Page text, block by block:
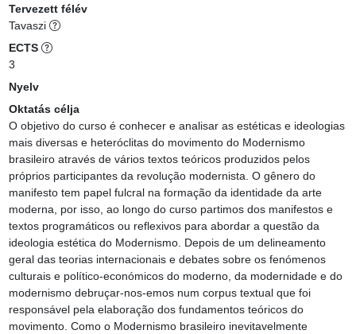
Tervezett félév
Tavaszi
ECTS
3
Nyelv
Oktatás célja
O objetivo do curso é conhecer e analisar as estéticas e ideologias
mais diversas e heteróclitas do movimento do Modernismo
brasileiro através de vários textos teóricos produzidos pelos
próprios participantes da revolução modernista. O gênero do
manifesto tem papel fulcral na formação da identidade da arte
moderna, por isso, ao longo do curso partimos dos manifestos e
textos programáticos ou reflexivos para abordar a questão da
ideologia estética do Modernismo. Depois de um delineamento
geral das teorias internacionais e debates sobre os fenómenos
culturais e político-económicos do moderno, da modernidade e do
modernismo debruçar-nos-emos num corpus textual que foi
responsável pela elaboração dos fundamentos teóricos do
movimento. Como o Modernismo brasileiro inevitavelmente